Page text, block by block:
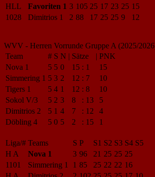
HLL
Favoriten 1 3 105 25 17 23 25 15
1028
Dimitrios 1 2 88 17 25 25 9 12
WVV - Herren Vorrunde Gruppe A (2025/
Team
# S N | Sätze | PNK
Nova 1
5 5 0 15 : 1
15
Simmering 1 5 3 2 12 : 7
10
Tigers 1
5 4 1 12 : 8
10
Sokol V/3
5 2 3 8 : 13
5
Dimitrios 2
5 1 4 7 : 12
4
Döbling 4
5 0 5 2 : 15 1
Liga/# Teams S P S1 S2 S3 S4 S5
H A
Nova 1 3 96 21 25 25 25
1101
Simmering 1 1 85 25 22 22 16